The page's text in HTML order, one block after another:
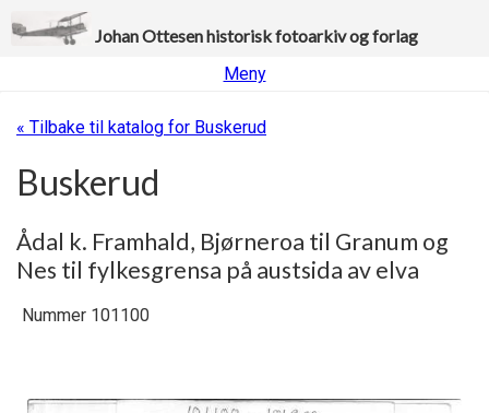
Johan Ottesen historisk fotoarkiv og forlag
Meny
« Tilbake til katalog for Buskerud
Buskerud
Ådal k. Framhald, Bjørneroa til Granum og
Nes til fylkesgrensa på austsida av elva
Nummer 101100